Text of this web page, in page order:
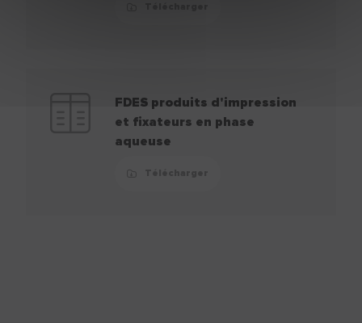
FDES produits d'impression
et fixateurs en phase
aqueuse